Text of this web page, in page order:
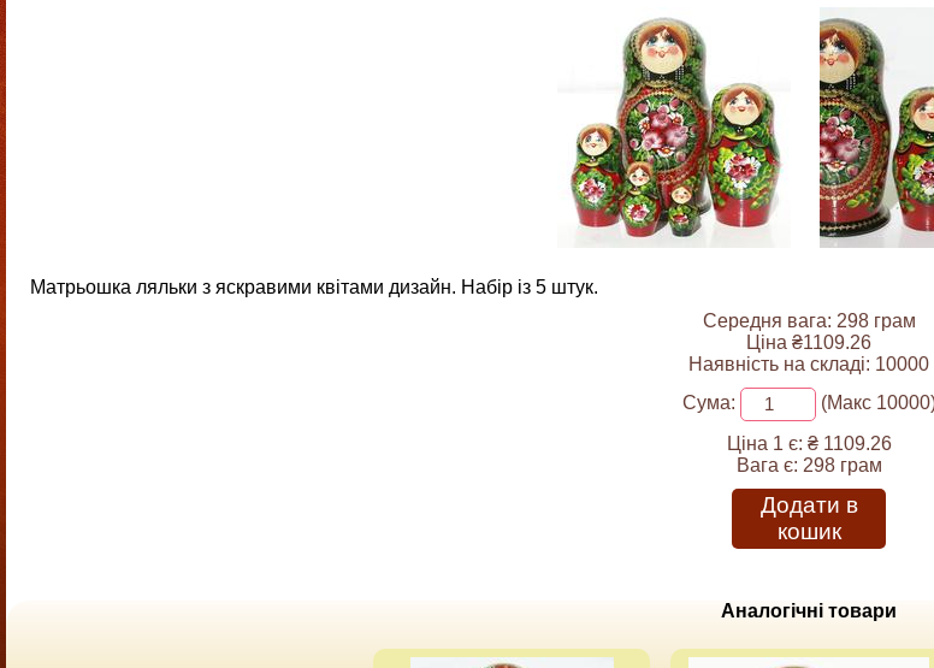
Матрьошка ляльки з яскравими квітами дизайн. Набір із 5 штук.
Середня вага: 298 грам
Ціна ₴1109.26
Наявність на складі: 10000
Сума:
(Макс
Ціна 1 є: ₴ 1109.26
Вага є: 298 грам
Додати в
кошик
Аналогічні товари